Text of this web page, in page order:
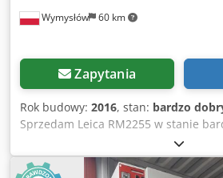
Wymysłów 60 km
Zapytania
Rok budowy: 2016, stan: bardzo
Sprzedam Leica RM2255 w stanie
przeglądach. Dwjdpfx Asvygd Rof Hja